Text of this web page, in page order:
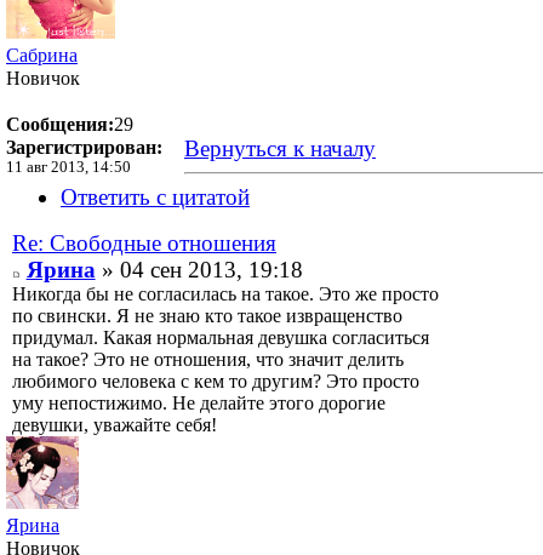
Сабрина
Новичок
Сообщения:29
Зарегистрирован:
11 авг 2013, 14:50
Вернуться к началу
Ответить с цитатой
Re: Свободные отношения
Ярина» 04 сен 2013, 19:18
Никогда бы не согласилась на такое. Это же просто
по свински. Я не знаю кто такое извращенство
придумал. Какая нормальная девушка согласиться
на такое? Это не отношения, что значит делить
любимого человека с кем то другим? Это просто
уму непостижимо. Не делайте этого дорогие
девушки, уважайте себя!
Ярина
Новичок